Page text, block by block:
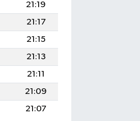
21:19
21:17
21:15
21:13
21:11
21:09
21:07